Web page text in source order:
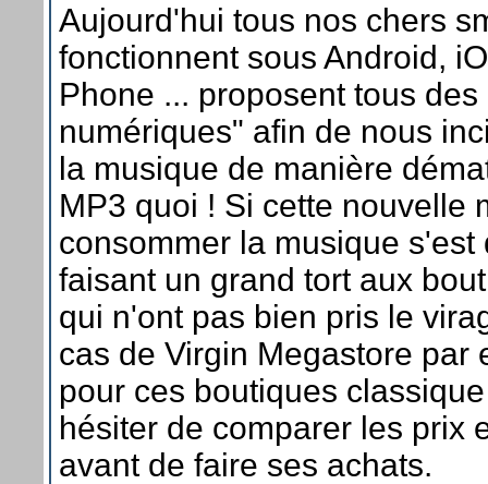
Aujourd'hui tous nos chers
fonctionnent sous Android,
Phone ... proposent tous
numériques" afin de nous
la musique de manière
MP3 quoi ! Si cette nouvelle
consommer la musique s'est
faisant un grand tort aux
qui n'ont pas bien pris le
cas de Virgin Megastore par
pour ces boutiques
hésiter de comparer les prix
avant de faire ses achats.